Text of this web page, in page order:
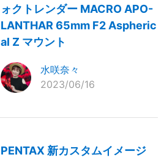
ォクトレンダー MACRO APO-
LANTHAR 65mm F2 Aspheric
al Z マウント
水咲奈々
2023/06/16
PENTAX 新カスタムイメージ